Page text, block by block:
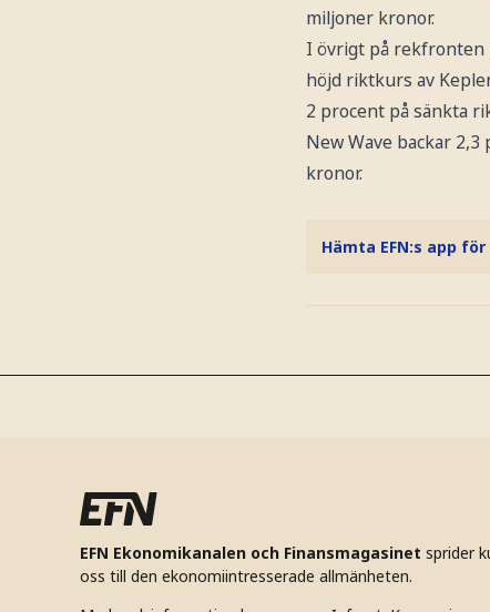
miljoner kronor.
I övrigt på rekfronten
höjd riktkurs av
2 procent på sänkta
New Wave backar
kronor.
Hämta EFN:s app
EFN Ekonomikanalen och Finansmagasinet sprider
oss till den ekonomiintresserade allmänheten.